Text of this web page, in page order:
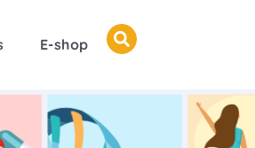
E-shop